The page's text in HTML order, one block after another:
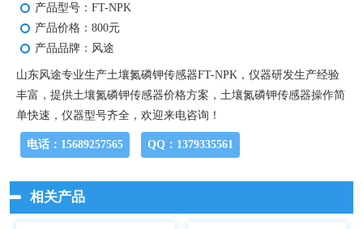
产品型号：FT-NPK
产品价格：800元
产品品牌：风途
山东风途专业生产土壤氮磷钾传感器FT-NPK，仪器研发生产经验
丰富，提供土壤氮磷钾传感器价格方案，土壤氮磷钾传感器操作简
单快速，仪器型号齐全，欢迎来电咨询！
电话：15689257565 QQ：1379335561
相关产品